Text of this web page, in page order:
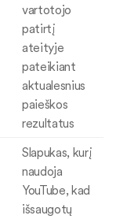
vartotojo
patirtį
ateityje
pateikiant
aktualesnius
paieškos
rezultatus
Slapukas, kurį
naudoja
YouTube, kad
išsaugotų